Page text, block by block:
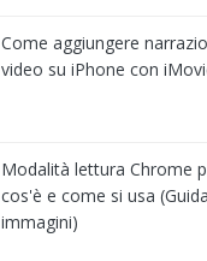
Come aggiungere
video su iPhone con
Modalità lettura Chrome
cos'è e come si usa
immagini)